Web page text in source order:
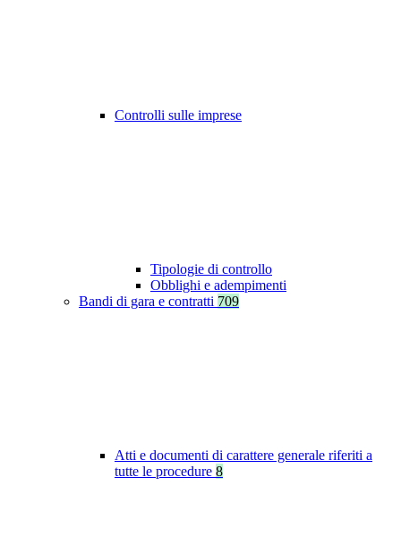
Controlli sulle imprese
Tipologie di controllo
Obblighi e adempimenti
Bandi di gara e contratti 709
Atti e documenti di carattere generale riferiti a
tutte le procedure 8